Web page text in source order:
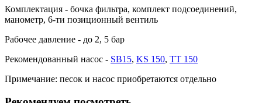
Комплектация - бочка фильтра, комплект подсоединений,
манометр, 6-ти позиционный вентиль
Рабочее давление - до 2, 5 бар
Рекомендованный насос - SB15, KS 150, TT 150
Примечание: песок и насос приобретаются отдельно